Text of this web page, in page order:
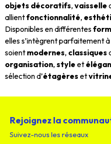
objets décoratifs, vaisselle
allientfonctionnalité,
Disponibles en différentes
elles s’intègrent parfaitement
soient modernes, classiques
organisation, style et
sélection d’étagères et
Rejoignez la
Suivez-nous les réseaux